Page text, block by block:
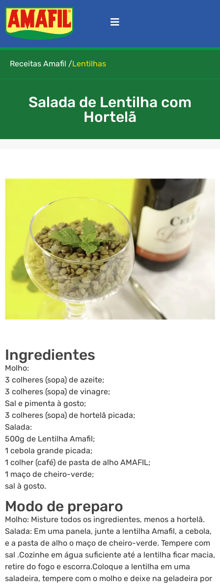
Receitas Amafil /Lentilhas
Salada de Lentilha com
Hortelã
Ingredientes
Molho:
3 colheres (sopa) de azeite;
3 colheres (sopa) de vinagre;
Sal e pimenta à gosto;
3 colheres (sopa) de hortelã picada;
Salada:
500g de Lentilha Amafil;
1 cebola grande picada;
1 colher (café) de pasta de alho AMAFIL;
1 maço de cheiro-verde;
sal à gosto.
Modo de preparo
Molho: Misture todos os ingredientes, menos a hortelã.
Salada: Em uma panela, junte a lentilha Amafil, a cebola,
e a pasta de alho o maço de cheiro-verde. Tempere com
sal .Cozinhe em água suficiente até a lentilha ficar macia,
retire do fogo e escorra.Coloque a lentilha em uma
saladeira, tempere com o molho e deixe na geladeira por